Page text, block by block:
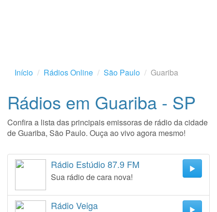
Início Rádios Online São Paulo Guariba
Rádios em Guariba - SP
Confira a lista das principais emissoras de rádio da cidade
de Guariba, São Paulo. Ouça ao vivo agora mesmo!
Rádio Estúdio 87.9 FM
Sua rádio de cara nova!
Rádio Veiga